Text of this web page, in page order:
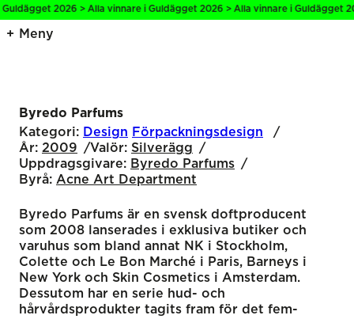
2026 > Alla vinnare i Guldägget 2026 > Alla vinnare i Guldägget
Meny
Byredo Parfums
Kategori: Design Förpackningsdesign
År: 2009 Valör: Silverägg
Uppdragsgivare: Byredo Parfums
Byrå: Acne Art Department
Byredo Parfums är en svensk doftproducent
som 2008 lanserades i exklusiva butiker och
varuhus som bland annat NK i Stockholm,
Colette och Le Bon Marché i Paris, Barneys i
New York och Skin Cosmetics i Amsterdam.
Dessutom har en serie hud- och
hårvårdsprodukter tagits fram för det fem-